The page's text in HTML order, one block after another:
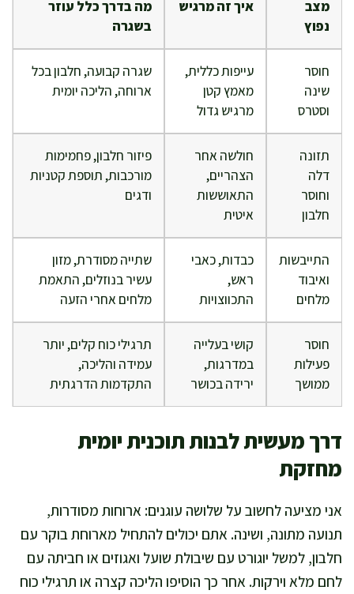
מצב
נפוץ
איך זה מרגיש
מה בדרך כלל עוזר
בשגרה
חוסר
שינה
וסטרס
עייפות כללית,
מאמץ קטן
מרגיש גדול
שגרה קבועה, חלבון בכל
ארוחה, הליכה יומית
תזונה
דלה
וחוסר
חלבון
חולשה אחר
הצהריים,
התאוששות
איטית
פיזור חלבון, פחמימות
מורכבות, תוספת קטניות
ודגים
התייבשות
ואיבוד
מלחים
כבדות, כאבי
ראש,
התכווצויות
שתייה מסודרת, מזון
עשיר בנוזלים, התאמת
מלחים אחרי הזעה
חוסר
פעילות
ממושך
קושי בעלייה
במדרגות,
ירידה בכושר
תרגילי כוח קלים, יותר
עמידה והליכה,
התקדמות הדרגתית
דרך מעשית לבנות תוכנית יומית
מחזקת
אני מציעה לחשוב על שלושה עוגנים: ארוחות מסודרות,
תנועה מתונה, ושינה. אתם יכולים להתחיל מארוחת בוקר עם
חלבון, למשל יוגורט עם שיבולת שועל ואגוזים או חביתה עם
לחם מלא וירקות. אחר כך הוסיפו הליכה קצרה או תרגילי כוח